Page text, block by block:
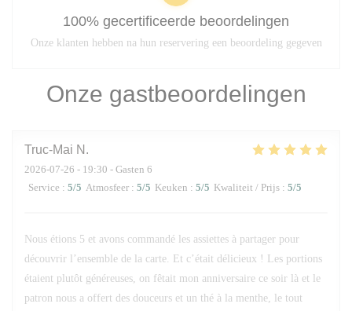
Onze gastbeoordelingen
Truc-Mai N
2026-07-26 - 19:30 - Gasten 6
Service : 5/5 Atmosfeer : 5/5 Keuken : 5/5 Kwaliteit / Prijs : 5/5
Nous étions 5 et avons commandé les assiettes à partager pour
découvrir l’ensemble de la carte. Et c’était délicieux ! Les portions
étaient plutôt généreuses, on fêtait mon anniversaire ce soir là et le
patron nous a offert des douceurs et un thé à la menthe, le tout
100% gecertificeerde beoordelingen
Onze klanten hebben na hun reservering een beoordeling gegeven